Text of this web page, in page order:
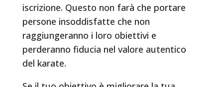
iscrizione. Questo non farà che portare
persone insoddisfatte che non
raggiungeranno i loro obiettivi e
perderanno fiducia nel valore autentico
del karate.